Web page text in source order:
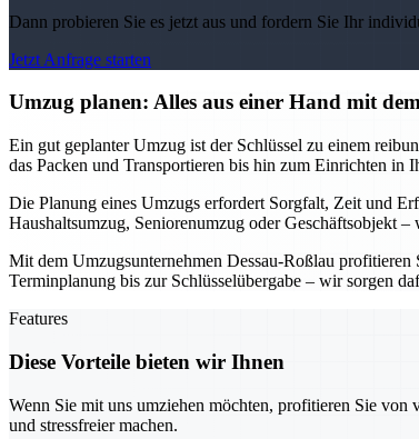
Dann probieren Sie es jetzt aus und fordern Sie Ihr
Jetzt Anfrage starten
Umzug planen: Alles aus einer Hand mit
Ein gut geplanter Umzug ist der Schlüssel zu einem
das Packen und Transportieren bis hin zum Einrichten in
Die Planung eines Umzugs erfordert Sorgfalt, Zeit und
Haushaltsumzug, Seniorenumzug oder Geschäftsobjekt
Mit dem Umzugsunternehmen Dessau-Roßlau
Terminplanung bis zur Schlüsselübergabe – wir sorgen
Features
Diese Vorteile bieten wir Ihnen
Wenn Sie mit uns umziehen möchten, profitieren Sie
und stressfreier machen.